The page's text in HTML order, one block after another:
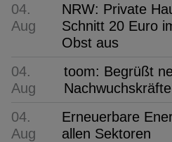
04.
Aug
NRW: Private
Schnitt 20 Euro
Obst aus
04.
Aug
toom: Begrüßt
Nachwuchskräfte
04.
Aug
Erneuerbare
allen Sektoren